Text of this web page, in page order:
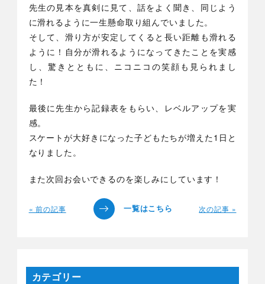
先生の見本を真剣に見て、話をよく聞き、同じよう
に滑れるように一生懸命取り組んでいました。
そして、滑り方が安定してくると長い距離も滑れる
ように！自分が滑れるようになってきたことを実感
し、驚きとともに、ニコニコの笑顔も見られまし
た！
最後に先生から記録表をもらい、レベルアップを実
感。
スケートが大好きになった子どもたちが増えた1日と
なりました。
また次回お会いできるのを楽しみにしています！
« 前の記事 次の記事 »
カテゴリー